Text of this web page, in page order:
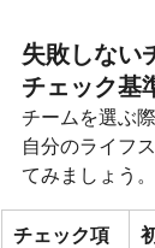
失敗しない
チェック基
チームを選ぶ
自分のライフ
てみましょう。
チェック項